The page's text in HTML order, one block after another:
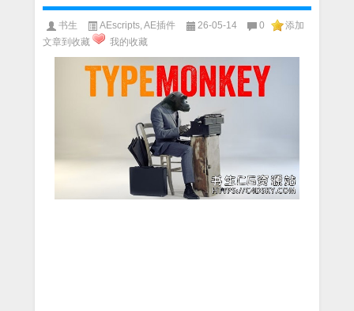
书生 AEscripts AE插件 26-05-14 0
添加
文章到收藏
我的收藏